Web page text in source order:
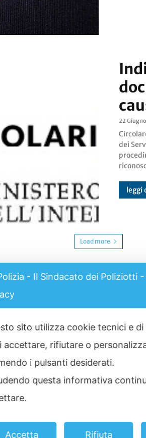
22
dei
da
leggi
Load more
Grimaldi Lines –
11 Marzo 2025
scritte concorso
Convenzione
- Il Sindacato dei Poliziotti
sito utilizza cookie tecnici e
accettare, rifiutare o
i pulsanti desiderati.
questa informativa
Accetta Rifiuta